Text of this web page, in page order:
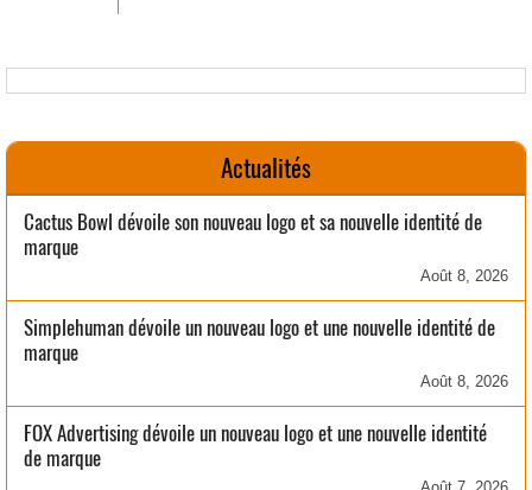
Actualités
Cactus Bowl dévoile son nouveau logo et sa nouvelle identité de
marque
Août 8, 2026
Simplehuman dévoile un nouveau logo et une nouvelle identité de
marque
Août 8, 2026
FOX Advertising dévoile un nouveau logo et une nouvelle identité
de marque